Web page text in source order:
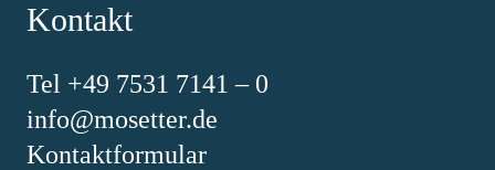
Kontakt
Tel +49 7531 7141 – 0
info@mosetter.de
Kontaktformular